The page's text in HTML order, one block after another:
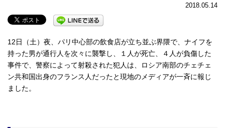
2018.05.14
12日（土）夜、パリ中心部の飲食店が立ち並ぶ界隈で、ナイフを
持った男が通行人を次々に襲撃し、１人が死亡、４人が負傷した
事件で、警察によって射殺された犯人は、ロシア南部のチェチェ
ン共和国出身のフランス人だったと現地のメディアが一斉に報じ
ました。